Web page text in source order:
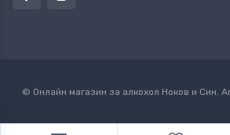
© Онлайн магазин за алкохол Ноков и Син.